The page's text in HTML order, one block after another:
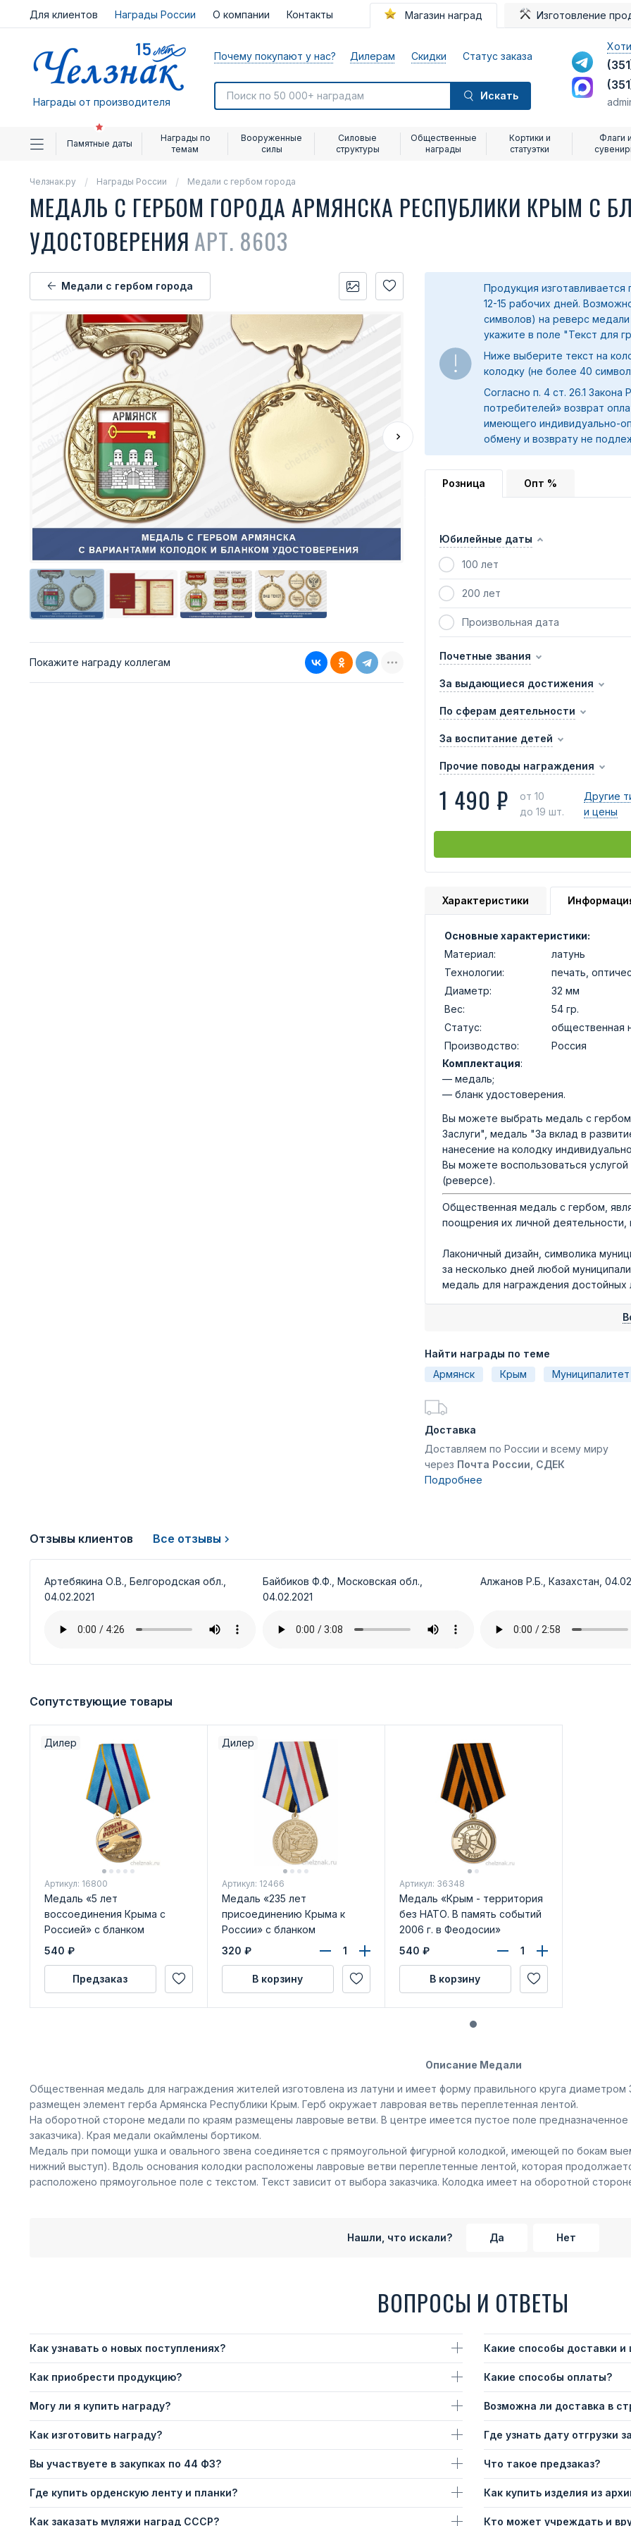
Для клиентов Награды России О компании Контакты Магазин наград Изготовление
Награды от производителя
Почему покупают у нас? Дилерам Скидки Статус заказа
Искать
Памятные даты
Награды по
темам
Вооруженные
силы
Силовые
структуры
Общественные
награды
Кортики и
статуэтки
Флаги и
Челзнак.ру Награды России Медали с гербом города
МЕДАЛЬ С ГЕРБОМ ГОРОДА АРМЯНСКА РЕСПУБЛИКИ КРЫМ С
УДОСТОВЕРЕНИЯ АРТ. 8603
Медали с гербом города
Покажите награду коллегам
Продукция изготавливается
12-15 рабочих дней.
символов) на реверс
укажите в поле "Текст для
Ниже выберите текст на
колодку (не более 40
Согласно п. 4 ст. 26.1
потребителей» возврат
имеющего индивидуально-
обмену и возврату не
Розница Опт %
Юбилейные даты
100 лет
200 лет
Произвольная дата
Почетные звания
За выдающиеся достижения
По сферам деятельности
За воспитание детей
Прочие поводы награждения
1 490 ₽
от 10
до 19 шт.
Другие
и цены
Характеристики
Основные характеристики:
Материал:
латунь
Технологии:
печать,
Диаметр:
32 мм
Вес:
54 гр.
Статус:
общественная
Производство:
Россия
Комплектация:
— медаль;
— бланк удостоверения.
Вы можете выбрать медаль с
Заслуги", медаль "За вклад в
нанесение на колодку
Вы можете воспользоваться
(реверсе).
Общественная медаль с гербом,
поощрения их личной деятельности,
Лаконичный дизайн, символика
за несколько дней любой
медаль для награждения достойных
Найти награды по теме
Армянск
Крым Муниципалитет
Доставка
Доставляем по России и всему миру
через Почта России, СДЕК
Подробнее
Отзывы клиентов Все отзывы
Артебякина О.В., Белгородская обл.,
04.02.2021
Байбиков Ф.Ф., Московская обл.,
04.02.2021
Алжанов Р.Б., Казахстан,
Сопутствующие товары
Дилер
Артикул: 16800
Медаль «5 лет
воссоединения Крыма с
Россией» с бланком
удостоверения
540 ₽
Предзаказ
Дилер
Артикул: 12466
Медаль «235 лет
присоединению Крыма к
России» с бланком
удостоверения
320 ₽
В корзину
Артикул: 36348
Медаль «Крым - территория
без НАТО. В память событий
2006 г. в Феодосии»
540 ₽
В корзину
Описание Медали
Общественная медаль для награждения жителей изготовлена из латуни и имеет форму правильного круга
размещен элемент герба Армянска Республики Крым. Герб окружает лавровая ветвь переплетенная лентой.
На оборотной стороне медали по краям размещены лавровые ветви. В центре имеется пустое поле
заказчика). Края медали окаймлены бортиком.
Медаль при помощи ушка и овального звена соединяется с прямоугольной фигурной колодкой, имеющей по бокам
нижний выступ). Вдоль основания колодки расположены лавровые ветви переплетенные лентой, которая
расположено прямоугольное поле с текстом. Текст зависит от выбора заказчика. Колодка имеет на оборотной
Нашли, что искали? Да Нет
ВОПРОСЫ И ОТВЕТЫ
Как узнавать о новых поступлениях?
Как приобрести продукцию?
Могу ли я купить награду?
Как изготовить награду?
Вы участвуете в закупках по 44 ФЗ?
Где купить орденскую ленту и планки?
Как заказать муляжи наград СССР?
Какие способы доставки и
Какие способы оплаты?
Возможна ли доставка в
Где узнать дату отгрузки
Что такое предзаказ?
Как купить изделия из
Кто может учреждать и